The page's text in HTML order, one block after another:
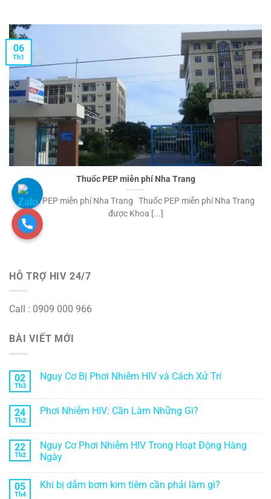
Thuốc PEP miễn phí Nha Trang
Thuốc PEP miễn phí Nha Trang Thuốc PEP miễn phí Nha Trang
được Khoa [...]
06
Th1
HỖ TRỢ HIV 24/7
Call : 0909 000 966
BÀI VIẾT MỚI
02
Th3
Nguy Cơ Bị Phơi Nhiễm HIV và Cách Xử Trí
24
Th2
Phơi Nhiễm HIV: Cần Làm Những Gì?
22
Th2
Nguy Cơ Phơi Nhiễm HIV Trong Hoạt Động Hàng
Ngày
05
Th4
Khi bị dẫm bơm kim tiêm cần phải làm gì?